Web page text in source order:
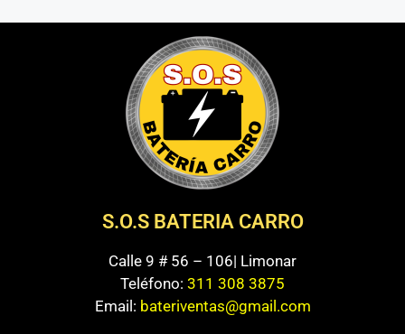
S.O.S BATERIA CARRO
Calle 9 # 56 – 106| Limonar
Teléfono: 311 308 3875
Email: bateriventas@gmail.com